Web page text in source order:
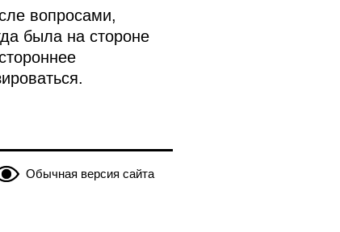
вопросами,
была на стороне
Обычная версия сайта